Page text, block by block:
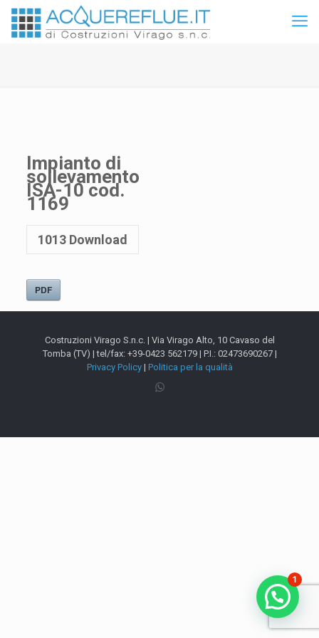
Impianto di
sollevamento
ISA-10 cod.
1169
1013Download
PDF
Costruzioni Virago S.n.c. | Via Virago Alto, 10 Cavaso del
Tomba (TV) | tel/fax: +39-0423 562179 | P.I.: 02473690267 |
Privacy Policy| Politica per la qualità
1